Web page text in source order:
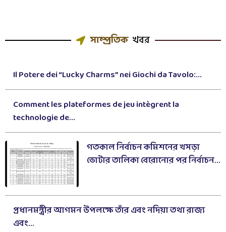
সাম্প্রতিক খবর
Il Potere dei “Lucky Charms” nei Giochi da Tavolo:...
Comment les plateformes de jeu intègrent la
technologie de...
গতকাল নির্বাচন কমিশনের খসড়া
ভোটার তালিকা বেরোনোর পর নির্বাচন...
প্রধানমন্ত্রীর আগমন উপলক্ষে তাঁর এবং নদিয়া তথা রাজ্য
এবং...